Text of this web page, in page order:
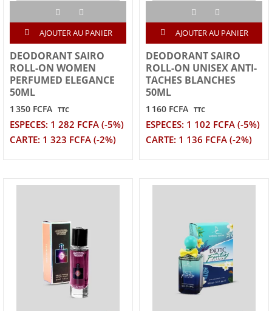
AJOUTER AU PANIER
DEODORANT SAIRO
ROLL-ON WOMEN
PERFUMED ELEGANCE
50ML
1 350 FCFA TTC
ESPECES: 1 282 FCFA (-5%)
CARTE: 1 323 FCFA (-2%)
AJOUTER AU PANIER
DEODORANT SAIRO
ROLL-ON UNISEX ANTI-
TACHES BLANCHES
50ML
1 160 FCFA TTC
ESPECES: 1 102 FCFA (-5%)
CARTE: 1 136 FCFA (-2%)